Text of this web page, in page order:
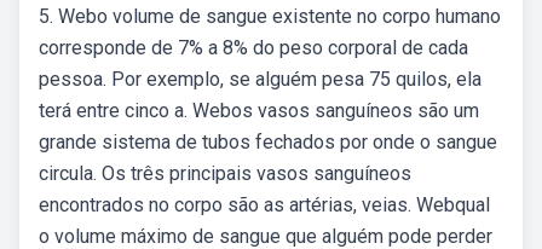
5. Webo volume de sangue existente no corpo humano
corresponde de 7% a 8% do peso corporal de cada
pessoa. Por exemplo, se alguém pesa 75 quilos, ela
terá entre cinco a. Webos vasos sanguíneos são um
grande sistema de tubos fechados por onde o sangue
circula. Os três principais vasos sanguíneos
encontrados no corpo são as artérias, veias. Webqual
o volume máximo de sangue que alguém pode perder